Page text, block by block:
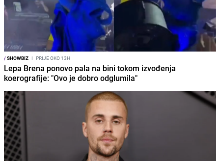
/SHOWBIZ I PRIJE OKO 13H
Lepa Brena ponovo pala na bini tokom izvođenja
koerografije: "Ovo je dobro odglumila"